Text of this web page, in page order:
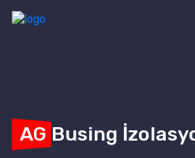
AG Busing